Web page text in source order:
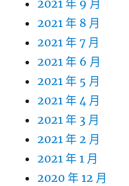
2021 年 9 月
2021 年 8 月
2021 年 7 月
2021 年 6 月
2021 年 5 月
2021 年 4 月
2021 年 3 月
2021 年 2 月
2021 年 1 月
2020 年 12 月